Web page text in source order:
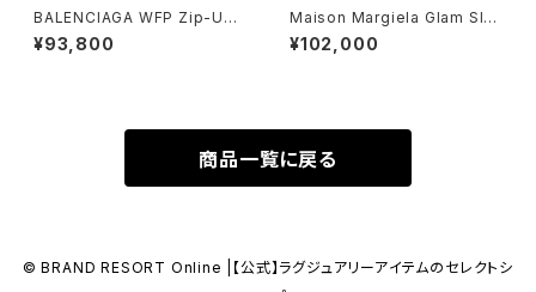
BALENCIAGA WFP Zip-Up
Hoodie Black 3
¥93,800
Maison Margiela Glam Sla
m Sport Body Bag Denim
Navy
¥102,000
商品一覧に戻る
© BRAND RESORT Online |【公式】ラグジュアリーアイテムのセレクトシ